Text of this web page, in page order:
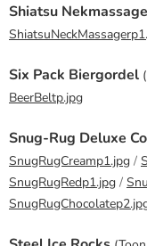
Shiatsu Nekmassage
Six Pack Biergordel (
BeerBeltp.jpg
Snug-Rug Deluxe
SnugRugCreamp1.jpg /
SnugRugRedp1.jpg /